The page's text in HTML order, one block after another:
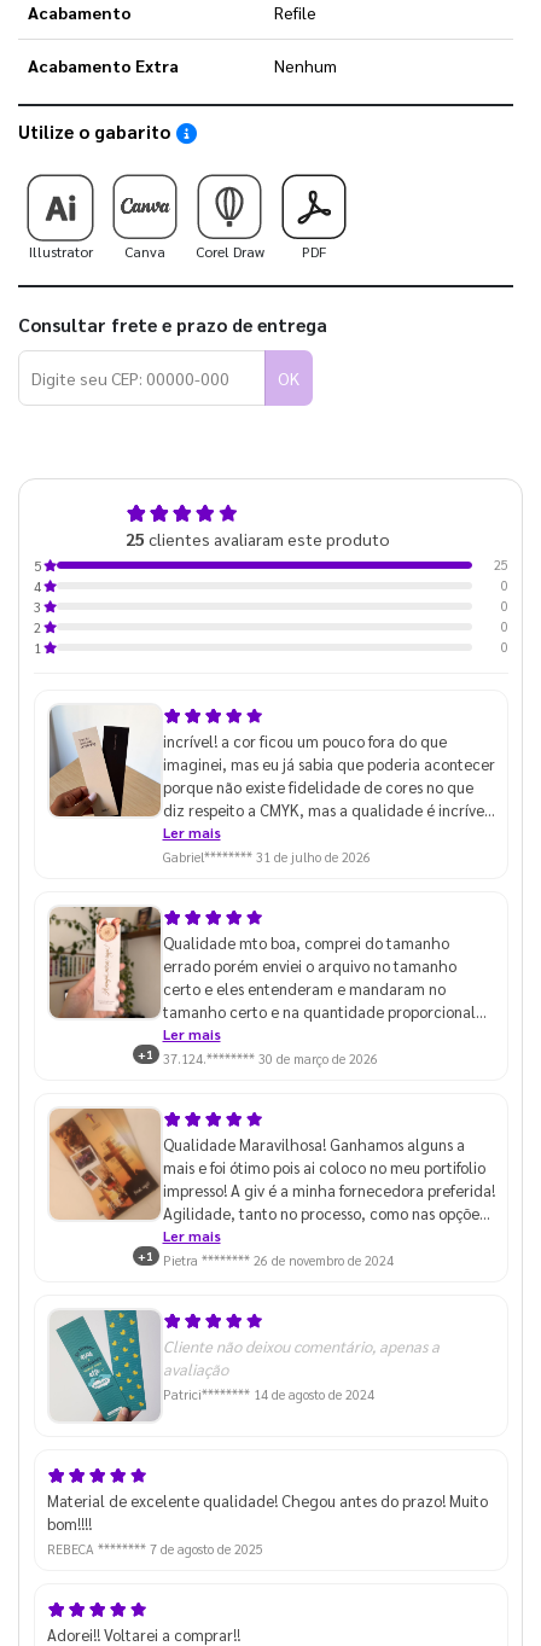
Acabamento Refile
Acabamento Extra Nenhum
Utilize o gabarito Saiba como utilizar os nossos gabaritos
Illustrator Canva Corel Draw PDF
Consultar frete e prazo de entrega
OK
25 clientes avaliaram este produto
5
25
4
0
3
0
2
0
1
0
incrível! a cor ficou um pouco fora do que
imaginei, mas eu já sabia que poderia acontecer
porque não existe fidelidade de cores no que
diz respeito a CMYK, mas a qualidade é incrível
como sempre
Ler mais
Gabriel******** 31 de julho de 2026
+1
Qualidade mto boa, comprei do tamanho
errado porém enviei o arquivo no tamanho
certo e eles entenderam e mandaram no
tamanho certo e na quantidade proporcional
pelo que paguei, achei mto top.
Ler mais
37.124.******** 30 de março de 2026
+1
Qualidade Maravilhosa! Ganhamos alguns a
mais e foi ótimo pois ai coloco no meu portifolio
impresso! A giv é a minha fornecedora preferida!
Agilidade, tanto no processo, como nas opções
de entrega! (Meu celular não tem uma boa
qualidade de fotos)
Ler mais
Pietra ******** 26 de novembro de 2024
Cliente não deixou comentário, apenas a
avaliação
Patrici******** 14 de agosto de 2024
Material de excelente qualidade! Chegou antes do prazo! Muito
bom!!!!
REBECA ******** 7 de agosto de 2025
Adorei!! Voltarei a comprar!!